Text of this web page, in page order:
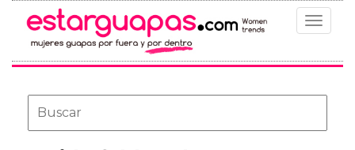
Toggle